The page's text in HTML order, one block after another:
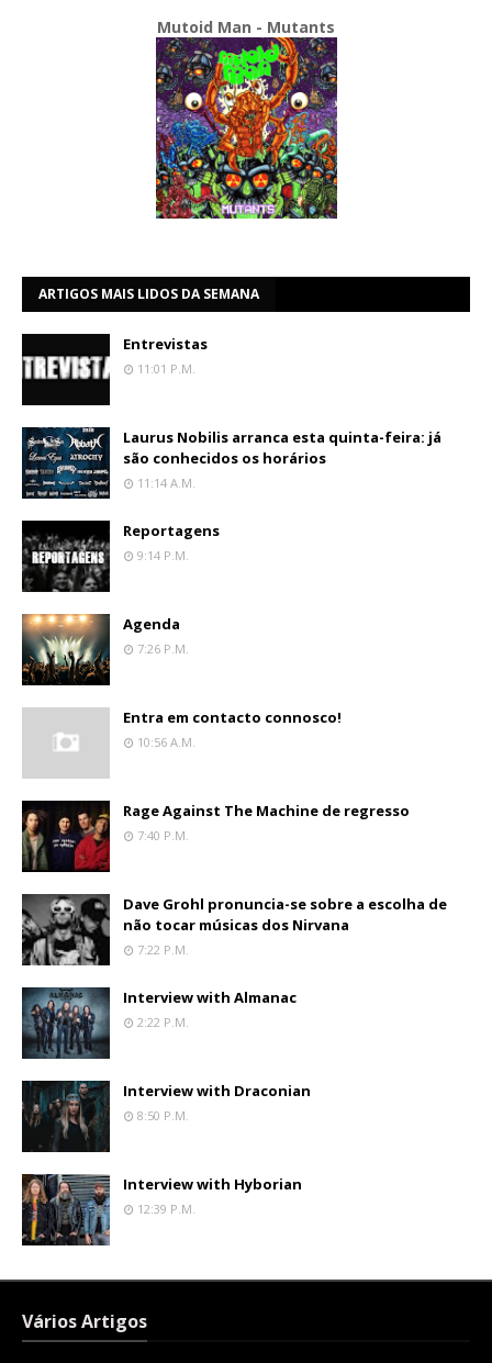
Mutoid Man - Mutants
ARTIGOS MAIS LIDOS DA SEMANA
Entrevistas
11:01 P.m.
Laurus Nobilis arranca esta quinta-feira: já
são conhecidos os horários
11:14 A.m.
Reportagens
9:14 P.m.
Agenda
7:26 P.m.
Entra em contacto connosco!
10:56 A.m.
Rage Against The Machine de regresso
7:40 P.m.
Dave Grohl pronuncia-se sobre a escolha de
não tocar músicas dos Nirvana
7:22 P.m.
Interview with Almanac
2:22 P.m.
Interview with Draconian
8:50 P.m.
Interview with Hyborian
12:39 P.m.
Vários Artigos